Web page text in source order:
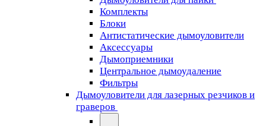
Комплекты
Блоки
Антистатические дымоуловители
Аксессуары
Дымоприемники
Центральное дымоудаление
Фильтры
Дымоуловители для лазерных резчиков и
граверов